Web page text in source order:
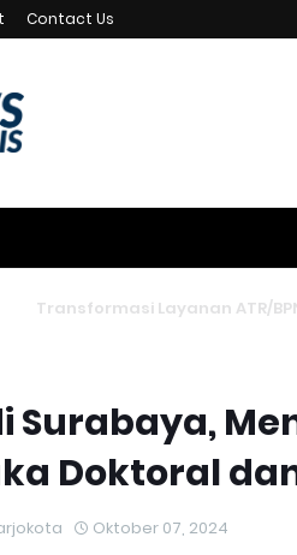
Contact Us
Transformasi Layanan ATR/
Surabaya,
Doktoral
Oktober 07, 2024